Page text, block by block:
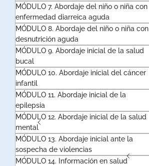
MÓDULO 7. Abordaje del niño o niña con
enfermedad diarreica aguda
MÓDULO 8. Abordaje del niño o niña con
desnutrición aguda
MÓDULO 9. Abordaje inicial de la salud
bucal
MÓDULO 10. Abordaje inicial del cáncer
infantil
MÓDULO 11. Abordaje inicial de la
epilepsia
MÓDULO 12. Abordaje inicial de la salud
mental
MÓDULO 13. Abordaje inicial ante la
sospecha de violencias
MÓDULO 14. Información en salud